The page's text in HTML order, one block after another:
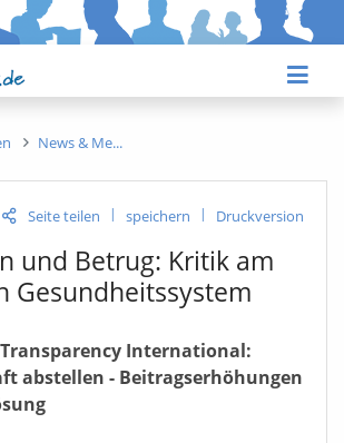
News & Me
Seite teilen | speichern | Druckversion
und Betrug: Kritik am
Gesundheitssystem
Transparency International:
abstellen - Beitragserhöhungen